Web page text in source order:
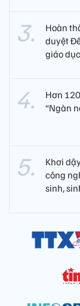
Hoàn
duyệt
giáo
Hơn
“Ngàn
Khơi
công
sinh,